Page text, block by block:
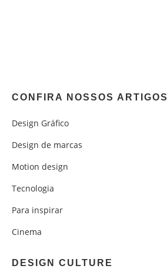
CONFIRA NOSSOS ARTIGOS
Design Gráfico
Design de marcas
Motion design
Tecnologia
Para inspirar
Cinema
DESIGN CULTURE